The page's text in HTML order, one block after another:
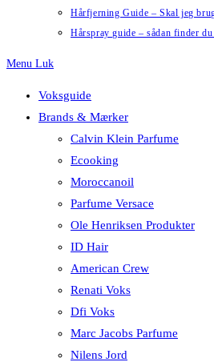
Hårfjerning Guide – Skal jeg
Hårspray guide – sådan finder
Menu Luk
Voksguide
Brands & Mærker
Calvin Klein Parfume
Ecooking
Moroccanoil
Parfume Versace
Ole Henriksen Produkter
ID Hair
American Crew
Renati Voks
Dfi Voks
Marc Jacobs Parfume
Nilens Jord